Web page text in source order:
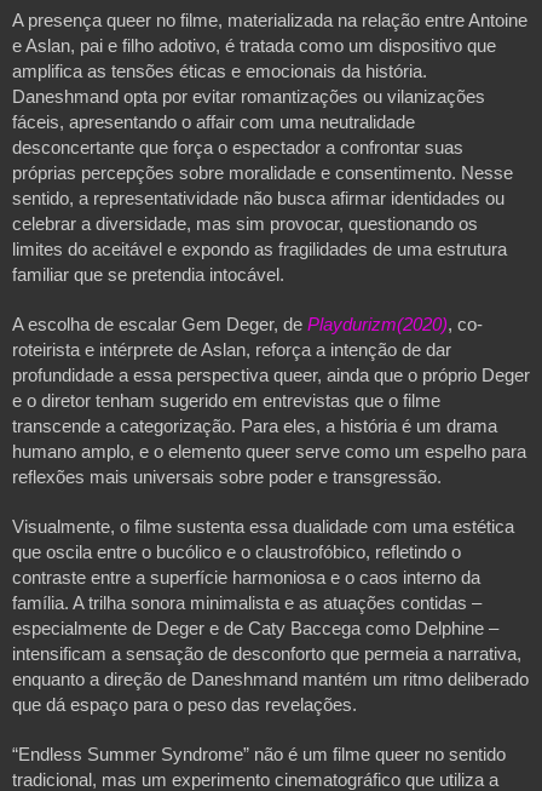
A presença queer no filme, materializada na relação entre Antoine
e Aslan, pai e filho adotivo, é tratada como um dispositivo que
amplifica as tensões éticas e emocionais da história.
Daneshmand opta por evitar romantizações ou vilanizações
fáceis, apresentando o affair com uma neutralidade
desconcertante que força o espectador a confrontar suas
próprias percepções sobre moralidade e consentimento. Nesse
sentido, a representatividade não busca afirmar identidades ou
celebrar a diversidade, mas sim provocar, questionando os
limites do aceitável e expondo as fragilidades de uma estrutura
familiar que se pretendia intocável.
A escolha de escalar Gem Deger, de Playdurizm(2020), co-
roteirista e intérprete de Aslan, reforça a intenção de dar
profundidade a essa perspectiva queer, ainda que o próprio Deger
e o diretor tenham sugerido em entrevistas que o filme
transcende a categorização. Para eles, a história é um drama
humano amplo, e o elemento queer serve como um espelho para
reflexões mais universais sobre poder e transgressão.
Visualmente, o filme sustenta essa dualidade com uma estética
que oscila entre o bucólico e o claustrofóbico, refletindo o
contraste entre a superfície harmoniosa e o caos interno da
família. A trilha sonora minimalista e as atuações contidas –
especialmente de Deger e de Caty Baccega como Delphine –
intensificam a sensação de desconforto que permeia a narrativa,
enquanto a direção de Daneshmand mantém um ritmo deliberado
que dá espaço para o peso das revelações.
“Endless Summer Syndrome” não é um filme queer no sentido
tradicional, mas um experimento cinematográfico que utiliza a